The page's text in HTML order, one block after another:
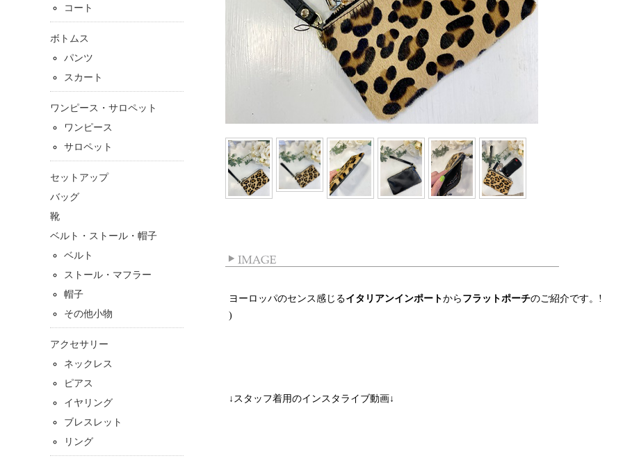
ヨーロッパのセンス感じるイタリアンインポートから フラットポーチのご紹介です。 !
)
↓スタッフ着用のインスタライブ動画↓
コート
ボトムス
パンツ
スカート
ワンピース・サロペット
ワンピース
サロペット
セットアップ
バッグ
靴
ベルト・ストール・帽子
ベルト
ストール・マフラー
帽子
その他小物
アクセサリー
ネックレス
ピアス
イヤリング
ブレスレット
リング